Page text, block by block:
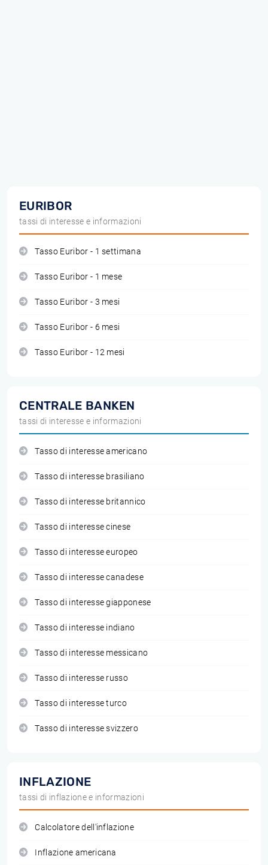
EURIBOR
tassi di interesse e informazioni
Tasso Euribor - 1 settimana
Tasso Euribor - 1 mese
Tasso Euribor - 3 mesi
Tasso Euribor - 6 mesi
Tasso Euribor - 12 mesi
CENTRALE BANKEN
tassi di interesse e informazioni
Tasso di interesse americano
Tasso di interesse brasiliano
Tasso di interesse britannico
Tasso di interesse cinese
Tasso di interesse europeo
Tasso di interesse canadese
Tasso di interesse giapponese
Tasso di interesse indiano
Tasso di interesse messicano
Tasso di interesse russo
Tasso di interesse turco
Tasso di interesse svizzero
INFLAZIONE
tassi di inflazione e informazioni
Calcolatore dell'inflazione
Inflazione americana